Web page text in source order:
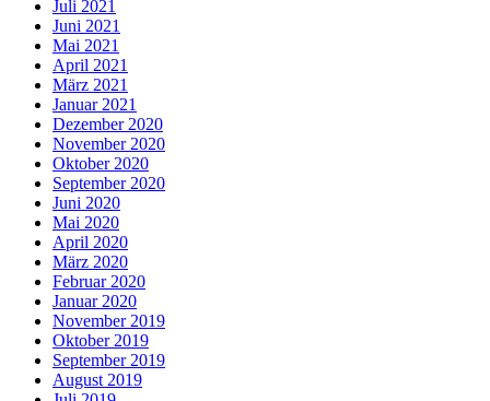
Juli 2021
Juni 2021
Mai 2021
April 2021
März 2021
Januar 2021
Dezember 2020
November 2020
Oktober 2020
September 2020
Juni 2020
Mai 2020
April 2020
März 2020
Februar 2020
Januar 2020
November 2019
Oktober 2019
September 2019
August 2019